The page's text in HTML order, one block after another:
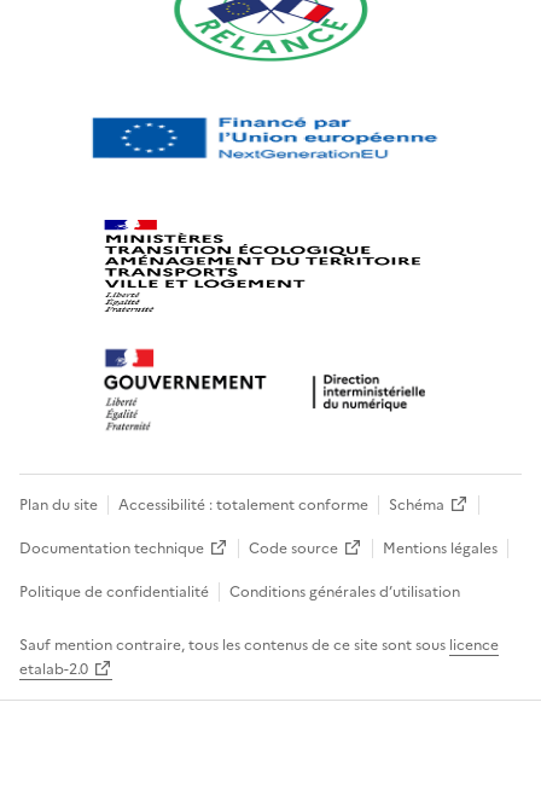
Plan du site Accessibilité : totalement conforme
Schéma
Documentation technique
Code source
Mentions légales
Politique de confidentialité
Conditions générales d’utilisation
Sauf mention contraire, tous les contenus de ce site sont sous licence
etalab-2.0